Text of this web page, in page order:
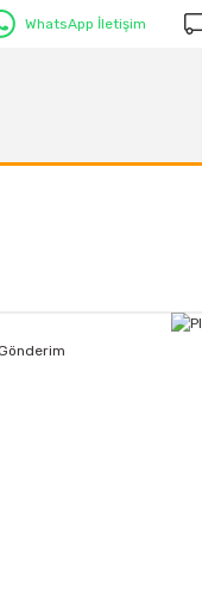
WhatsApp İletişim
Gönderim